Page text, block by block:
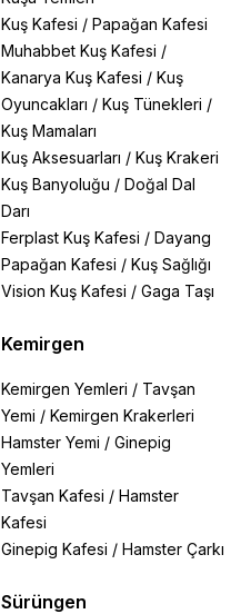
Kuş Kafesi / Papağan Kafesi
Muhabbet Kuş Kafesi /
Kanarya Kuş Kafesi / Kuş
Oyuncakları / Kuş Tünekleri /
Kuş Mamaları
Kuş Aksesuarları / Kuş Krakeri
Kuş Banyoluğu / Doğal Dal
Darı
Ferplast Kuş Kafesi / Dayang
Papağan Kafesi / Kuş Sağlığı
Vision Kuş Kafesi / Gaga Taşı
Kemirgen
Kemirgen Yemleri / Tavşan
Yemi / Kemirgen Krakerleri
Hamster Yemi / Ginepig
Yemleri
Tavşan Kafesi / Hamster
Kafesi
Ginepig Kafesi / Hamster Çarkı
Sürüngen